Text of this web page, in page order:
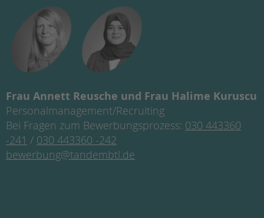
Frau Annett Reusche und Frau Halime Kuruscu
Personalmanagement/Recruiting
Bei Fragen zum Bewerbungsprozess: 030 443360
-241 / 030 443360 -242
bewerbung@tandembtl.de